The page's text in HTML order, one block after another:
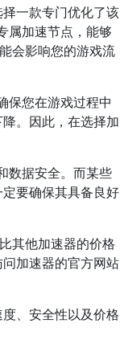
一款专门优化了该
属加速节点，能够
会影响您的游戏流
保您在游戏过程中
。因此，在选择加
数据安全。而某些
要确保其具备良好
其他加速器的价格
加速器的官方网站
、安全性以及价格